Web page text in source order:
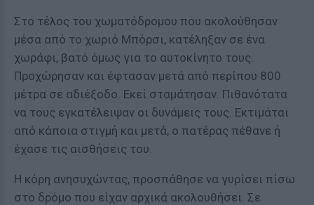
Στο τέλος του χωματόδρομου που ακολούθησαν
μέσα από το χωριό Μπόρσι, κατέληξαν σε ένα
χωράφι, βατό όμως για το αυτοκίνητο τους.
Προχώρησαν και έφτασαν μετά από περίπου 800
μέτρα σε αδιέξοδο. Εκεί σταμάτησαν. Πιθανότατα
να τους εγκατέλειψαν οι δυνάμεις τους. Εκτιμάται
από κάποια στιγμή και μετά, ο πατέρας πέθανε ή
έχασε τις αισθήσεις του.
Η κόρη ανησυχώντας, προσπάθησε να γυρίσει πίσω
στο δρόμο που είχαν αρχικά ακολουθήσει. Σε